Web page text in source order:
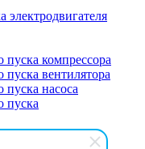
электродвигателя
пуска компрессора
пуска вентилятора
пуска насоса
пуска